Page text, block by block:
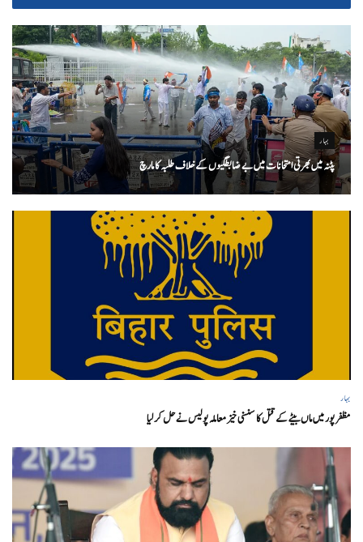
بہار
پٹنہ میں بھرتی امتحانات میں بے ضابطگیوں کے خلاف طلبہ کا مارچ
بہار
مظفر پور میں ماں بیٹے کے قتل کا سنسنی خیز معاملہ پولیس نے حل کر لیا